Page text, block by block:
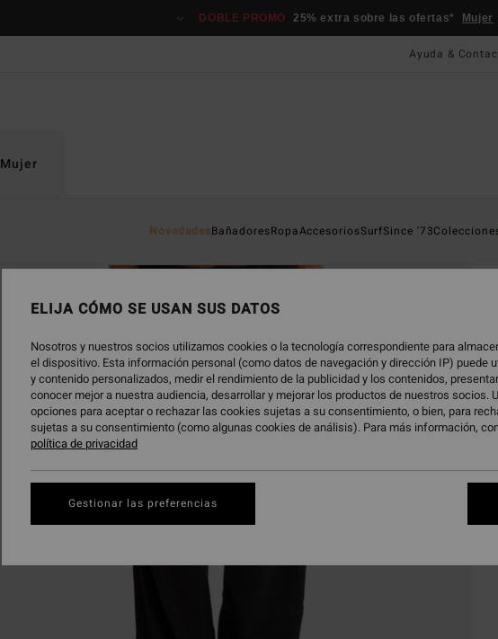
DOBLE PROMO 25% extra sobre las ofertas* Mujer
Ayuda &
Mujer
NovedadesBañadoresRopaAccesoriosSurfSince '73
ELIJA CÓMO SE USAN SUS DATOS
Nosotros y nuestros socios utilizamos cookies o la tecnología correspondiente para
el dispositivo. Esta información personal (como datos de navegación y dirección IP) puede
y contenido personalizados, medir el rendimiento de la publicidad y los contenidos,
conocer mejor a nuestra audiencia, desarrollar y mejorar los productos de nuestros socios.
opciones para aceptar o rechazar las cookies sujetas a su consentimiento, o bien, para
sujetas a su consentimiento (como algunas cookies de análisis). Para más información,
política de privacidad
Gestionar las preferencias